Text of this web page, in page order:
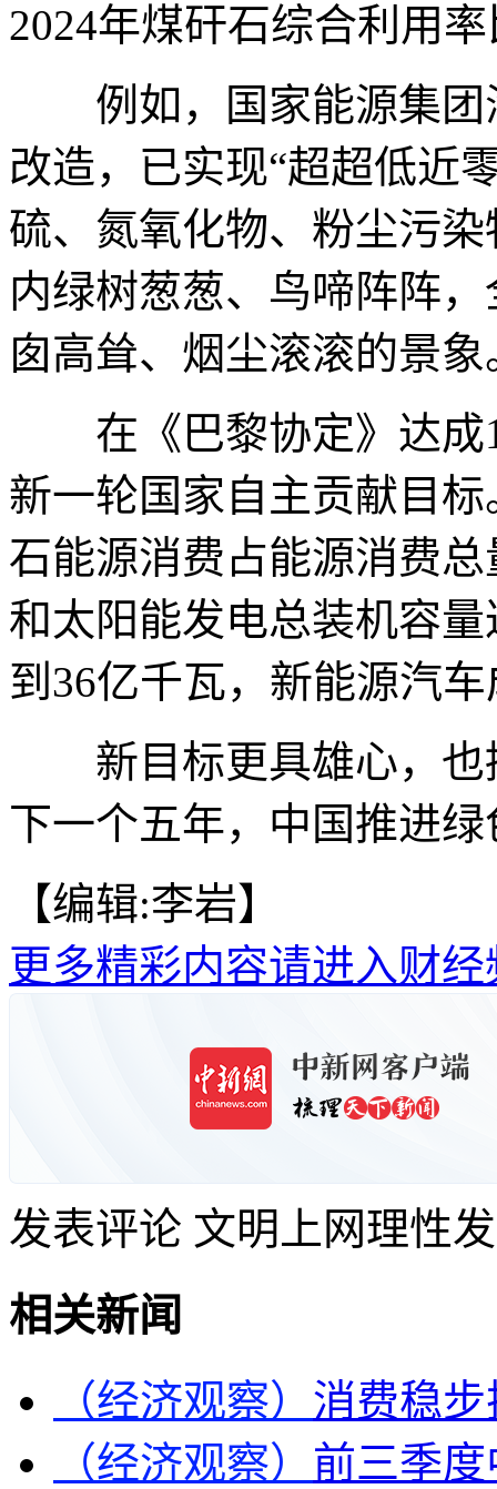
2024年煤矸石综合利用
例如，国家能源集团
改造，已实现“超超低近
硫、氮氧化物、粉尘污
内绿树葱葱、鸟啼阵阵
囱高耸、烟尘滚滚的景象
在《巴黎协定》达成
新一轮国家自主贡献目
石能源消费占能源消费
和太阳能发电总装机容
到36亿千瓦，新能源汽
新目标更具雄心，也
下一个五年，中国推进
【编辑:李岩】
更多精彩内容请进入财经
发表评论 文明上网理性
相关新闻
（经济观察） 消费稳
（经济观察） 前三季